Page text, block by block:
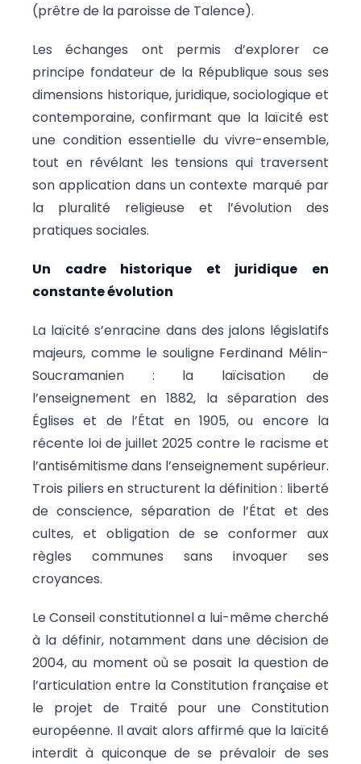
(prêtre de la paroisse de Talence).
Les échanges ont permis d’explorer ce
principe fondateur de la République sous ses
dimensions historique, juridique, sociologique et
contemporaine, confirmant que la laïcité est
une condition essentielle du vivre-ensemble,
tout en révélant les tensions qui traversent
son application dans un contexte marqué par
la pluralité religieuse et l’évolution des
pratiques sociales.
Un cadre historique et juridique en
constante évolution
La laïcité s’enracine dans des jalons législatifs
majeurs, comme le souligne Ferdinand Mélin-
Soucramanien : la laïcisation de
l’enseignement en 1882, la séparation des
Églises et de l’État en 1905, ou encore la
récente loi de juillet 2025 contre le racisme et
l’antisémitisme dans l’enseignement supérieur.
Trois piliers en structurent la définition : liberté
de conscience, séparation de l’État et des
cultes, et obligation de se conformer aux
règles communes sans invoquer ses
croyances.
Le Conseil constitutionnel a lui-même cherché
à la définir, notamment dans une décision de
2004, au moment où se posait la question de
l’articulation entre la Constitution française et
le projet de Traité pour une Constitution
européenne. Il avait alors affirmé que la laïcité
interdit à quiconque de se prévaloir de ses